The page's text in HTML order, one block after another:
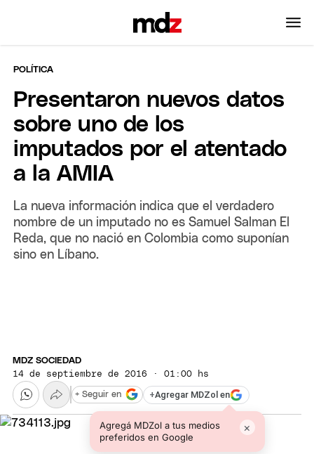
POLÍTICA
Presentaron nuevos datos
sobre uno de los
imputados por el atentado
a la AMIA
La nueva información indica que el verdadero
nombre de un imputado no es Samuel Salman El
Reda, que no nació en Colombia como suponían
sino en Líbano.
MDZ SOCIEDAD
14 de septiembre de 2016 · 01:00 hs
+Agregar MDZol en
Agregá MDZol a tus medios
preferidos en Google
×
+ Seguir en